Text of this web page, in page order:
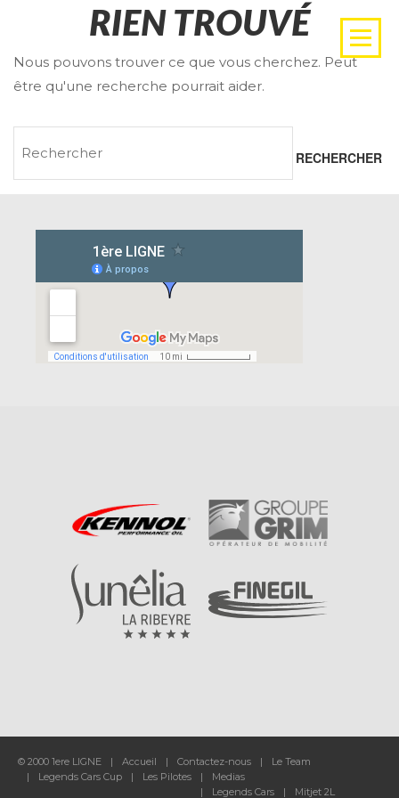
RIEN TROUVÉ
Nous pouvons trouver ce que vous cherchez. Peut
être qu'une recherche pourrait aider.
© 2000 1ere LIGNE Accueil Contactez-nous
Le Team
Legends Cars Cup
Les Pilotes
Medias
Legends Cars
Mitjet 2L